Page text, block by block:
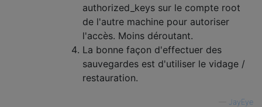
authorized_keys sur le compte root
de l'autre machine pour autoriser
l'accès. Moins déroutant.
La bonne façon d'effectuer des
sauvegardes est d'utiliser le vidage /
restauration.
JayEye